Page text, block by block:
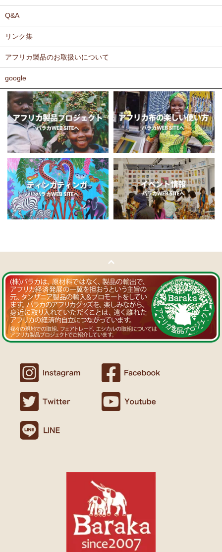
～木彫職人ハンドメイド
荷！
11/11：ティンガティンガ・アート～Sサイズの作品 新入荷！作家
名ごとに2つのカテゴリーでご紹介します
→ 作家名 A―L
11/10：ティンガティンガ・アート【会員様シークレットセール】
～ワケあり限定品入荷！
11/5：ティンガティンガ・アート～Lサイズの作品 新入荷！作家
名ごとに2つのカテゴリーでご紹介します
→ 作家名 A―L
→ 作家名 M―Z
11/5：ティンガティンガ・アート～チャリンダの作品コーナー新
入荷！
私たちバラカは、チャリンダが遺してくださった作品を、これか
らも大切に紹介してまいります。
11/4：ティンガティンガ・アート～マサイの作品新入荷！
ューナッツ＜素焼き＞ 賞味期限切れ大特価！～期間限定 在庫限り
11/1：【MOTTAINAI】～もったいないセール～タンザニア産カシ
ューナッツ＜うす塩＞ 賞味期限切れ大特価！
～期間限定 在庫限り
11/1：アフリカ・ガラスビーズ ジュエリー 新入荷！トレーディン
グビーズ～現地職人の特別注文による一点もの～
コーナー新入荷！～人気作家の作品限定入荷～
10/27：ティンガティンガ・アート～Sサイズの作品 新入荷！作家
名ごとに2つのカテゴリーでご紹介します
→ 作家名 A―L
→ 作家名 M―Z
10/24：
サリーコーナー新入荷！～天然素材 環境配慮したエシカル製品～
荷！～アフリカの色×こさえたん～
カンガ～アフリカの生活布～ 人気柄が限定数再入荷！現
マサイシュカ アフリカの布ページに新入荷！
マサイ民族のマント 軽くおしゃれなブランケット
Ｆさまより キテンゲ へのご感想
どのキテンゲも素敵な柄ばかりであれもこれも欲しかったのですが、
おこうと思っています。
ダンで北欧テイストを思わせるようなものもあったりして、毎回購入
するたびに嬉しく眺め入っております。
この布では何を作ろうか、どう飾ろうか・・・などと、想像力をかき
布の手触りもよく、縫いやすいので、大変気に入っております。
ホームページには目の詰まった綿素材のものを仕入れているとありま
したが、薄手のものや、ちょっと変わった素材のものも気になりま
す。常にたくさんの種類のあるカンガやキテンゲですが、新作新柄が
どんどん増えることを期待しております。
Ｔさまより ソープストーン絵皿へのご感想
アフリカン調の雑貨を並べて、玄関でキーを入れて見せるインテリア
として使っています。
重さがあり安定感があるので使いやすいと思います。
以前にもカンガを購入したのですが、気に入って毎日のように着てい
カンガスタイル、アフリカンファッションを広める活動中！
Ｍさまより カンガへのご感想
バラカのショップは、カンガも端処理してあってすぐ着れるし、カフ
タンも、このワンピースも、脇が大きく開いているので、素肌寝（家
でも外でも）にとてもイイと思う。
アフリカンピアス３７ カウボーンマーブルが届きました。
しっかりした作りでイメージ通りの品でした。
似たテイストのネックレスを持っていて、合わせるピアスを探してい
連絡や包装などもよかったです。
Ｏさまより キテンゲへのご感想
無事、商品受け取りました。ありがとうございますっ。
また、バラカさんのイベントにもお邪魔できたらと思います。
Ｓさまより あったか裏ボア！キテンゲ ネックウォーマー
どれも素敵な柄で迷いますね。全部やっぱりかわいい。家族にプレセ
ントも考えているので、思いっきり買おうと思います。
上高地の山に行ったときに、アフリカと日本の山のマッチング合うな
ーと思ってネックウォーマーを身に着けました。
Q&A
リンク集
アフリカ製品のお取扱いについて
google